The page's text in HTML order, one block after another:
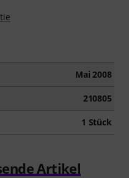
Mai 2008
210805
1 Stück
Artikel